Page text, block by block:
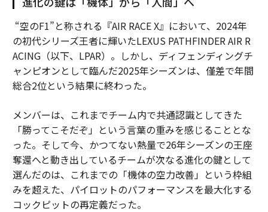
“空のF1”と称される『AIR RACE X』において、2024年
の初代シリーズ王者に輝いたLEXUS PATHFINDER AIR R
ACING（以下、LPAR）。しかし、ディフェンディングチ
ャンピオンとして臨んだ2025年シーズンは、僅差で年間
総合2位という結果に終わった。
メンバーは、これまでチーム内で共通認識としてきた
「勝ってこそだぞ」という言葉の重みを感じることとな
った。そして今、かつてない熱量で26年シーズンの王座
奪還へと動き出しているチームが次なる進化の鍵として
選んだのは、これまでの「機体の空力改善」という枠組
みを超えた、パイロットのパフォーマンスを最大化する
コックピットの再定義だった。